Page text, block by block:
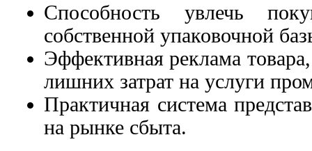
Способность увлечь
собственной упаковочной
Эффективная реклама
лишних затрат на услуги
Практичная система
на рынке сбыта.